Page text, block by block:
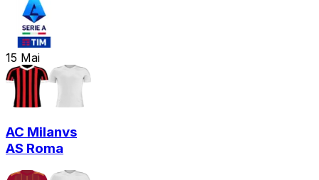
15 Mai
AC Milanvs
AS Roma